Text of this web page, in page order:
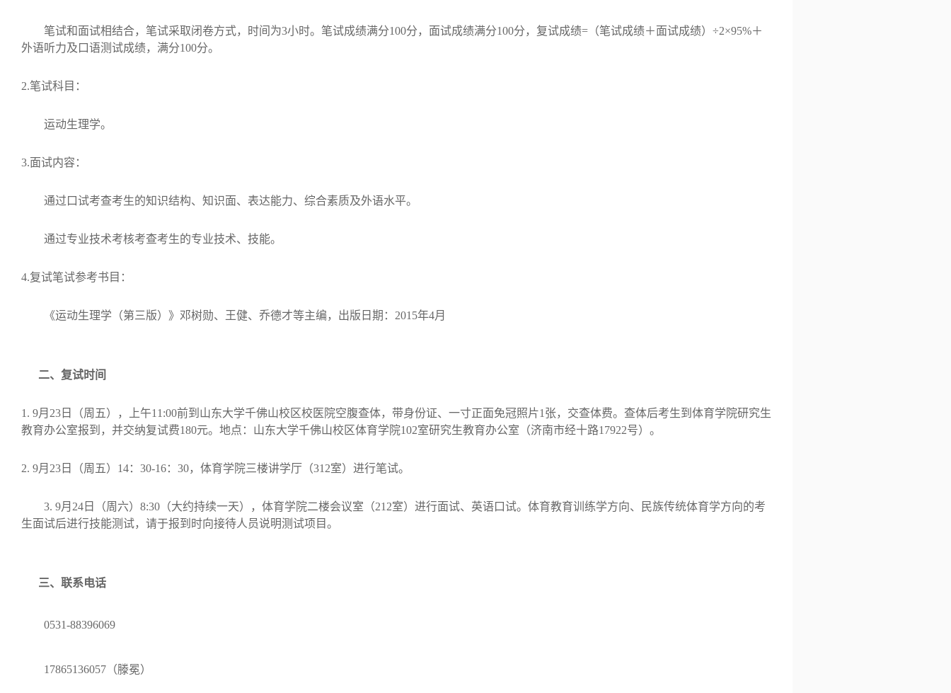
笔试和面试相结合，笔试采取闭卷方式，时间为3小时。笔试成绩满分100分，面试成绩满分100分，复试成绩= （笔试成绩＋面试成绩）÷2×95%＋
外语听力及口语测试成绩，满分100分。
2.笔试科目：
运动生理学。
3.面试内容：
通过口试考查考生的知识结构、知识面、表达能力、综合素质及外语水平。
通过专业技术考核考查考生的专业技术、技能。
4.复试笔试参考书目：
《运动生理学（第三版）》邓树勋、王健、乔德才等主编，出版日期： 2015年4月
二、复试时间
1. 9月 23 日（周五），上午11:00前到山东大学千佛山校区校医院空腹查体，带身份证、一寸正面免冠照片1 张，交查体费。查体后考生到体育学院研究生
教育办公室报到，并交纳复试费180元。地点：山东大学千佛山校区体育学院102室研究生教育办公室（济南市经十路17922号）。
2. 9月 23 日（周五） 14： 30-16： 30，体育学院三楼讲学厅（312室）进行笔试。
3. 9月 24 日（周六） 8:30 （大约持续一天），体育学院二楼会议室（212室）进行面试、英语口试。体育教育训练学方向、民族传统体育学方向的考
生面试后进行技能测试， 请于报到时向接待人员说明测试项目。
三、联系电话
0531-88396069
17865136057 （滕冕）